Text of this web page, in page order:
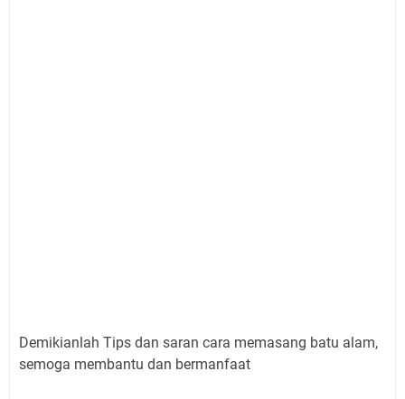
Demikianlah Tips dan saran cara memasang batu alam,
semoga membantu dan bermanfaat